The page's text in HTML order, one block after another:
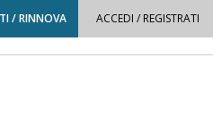
/ RINNOVA ACCEDI / REGISTRATI